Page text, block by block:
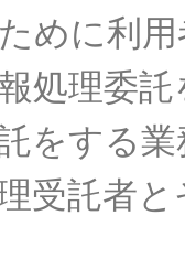
めに利用
処理委託
をする業
受託者